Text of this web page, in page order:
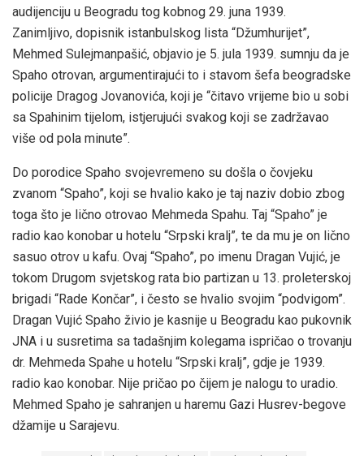
audijenciju u Beogradu tog kobnog 29. juna 1939.
Zanimljivo, dopisnik istanbulskog lista “Džumhurijet”,
Mehmed Sulejmanpašić, objavio je 5. jula 1939. sumnju da je
Spaho otrovan, argumentirajući to i stavom šefa beogradske
policije Dragog Jovanovića, koji je “čitavo vrijeme bio u sobi
sa Spahinim tijelom, istjerujući svakog koji se zadržavao
više od pola minute”.
Do porodice Spaho svojevremeno su došla o čovjeku
zvanom “Spaho”, koji se hvalio kako je taj naziv dobio zbog
toga što je lično otrovao Mehmeda Spahu. Taj “Spaho” je
radio kao konobar u hotelu “Srpski kralj”, te da mu je on lično
sasuo otrov u kafu. Ovaj “Spaho”, po imenu Dragan Vujić, je
tokom Drugom svjetskog rata bio partizan u 13. proleterskoj
brigadi “Rade Končar”, i često se hvalio svojim “podvigom”.
Dragan Vujić Spaho živio je kasnije u Beogradu kao pukovnik
JNA i u susretima sa tadašnjim kolegama ispričao o trovanju
dr. Mehmeda Spahe u hotelu “Srpski kralj”, gdje je 1939.
radio kao konobar. Nije pričao po čijem je nalogu to uradio.
Mehmed Spaho je sahranjen u haremu Gazi Husrev-begove
džamije u Sarajevu.